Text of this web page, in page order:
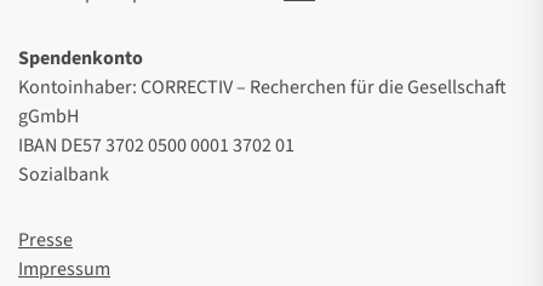
Spendenkonto
Kontoinhaber: CORRECTIV – Recherchen für die Gesellschaft
gGmbH
IBAN DE57 3702 0500 0001 3702 01
Sozialbank
Presse
Impressum